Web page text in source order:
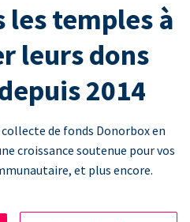
les temples à
leurs dons
2014
de fonds Donorbox en
croissance soutenue pour vos
et plus encore.